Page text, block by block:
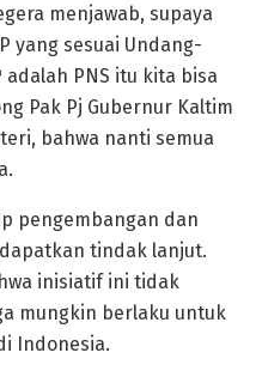
menjawab, supaya
yang sesuai Undang-
adalah PNS itu kita bisa
Pak Pj Gubernur Kaltim
bahwa nanti semua
pengembangan dan
tindak lanjut.
inisiatif ini tidak
mungkin berlaku untuk
Indonesia.